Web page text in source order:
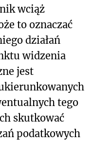
wciąż
to oznaczać
działań
widzenia
jest
tego
skutkować
podatkowych